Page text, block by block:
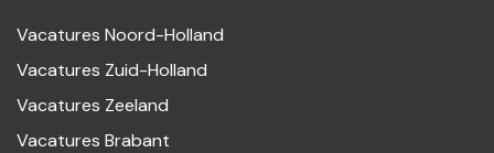
Vacatures Noord-Holland
Vacatures Zuid-Holland
Vacatures Zeeland
Vacatures Brabant